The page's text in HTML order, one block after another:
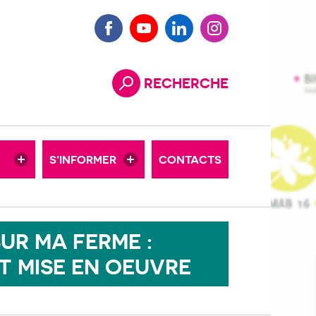
RECHERCHE
Rechercher
S’INFORMER
BULLETINS TECHNIQUES
L’ACTU DES TERRITOIRES
DOCUTHÈQUE
VIDÉOS CONTACTS
FacebookYoutubeLinkedInInstagram
MA FERME :
MISE EN OEUVRE